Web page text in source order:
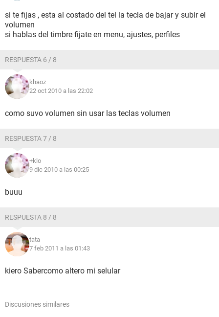
si te fijas , esta al costado del tel la tecla de bajar y subir el
volumen
si hablas del timbre fijate en menu, ajustes, perfiles
RESPUESTA 6 / 8
khaoz
22 oct 2010 a las 22:02
como suvo volumen sin usar las teclas volumen
RESPUESTA 7 / 8
+klo
9 dic 2010 a las 00:25
buuu
RESPUESTA 8 / 8
tata
7 feb 2011 a las 01:43
kiero Sabercomo altero mi selular
Discusiones similares